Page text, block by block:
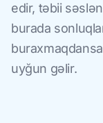
edir, təbii
burada
uyğun gəlir.